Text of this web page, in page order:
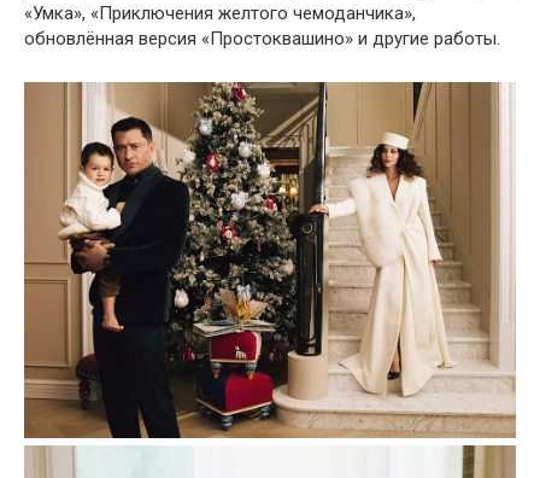
«Умка», «Приключения желтого чемоданчика»,
обновлённая версия «Простоквашино» и другие работы.